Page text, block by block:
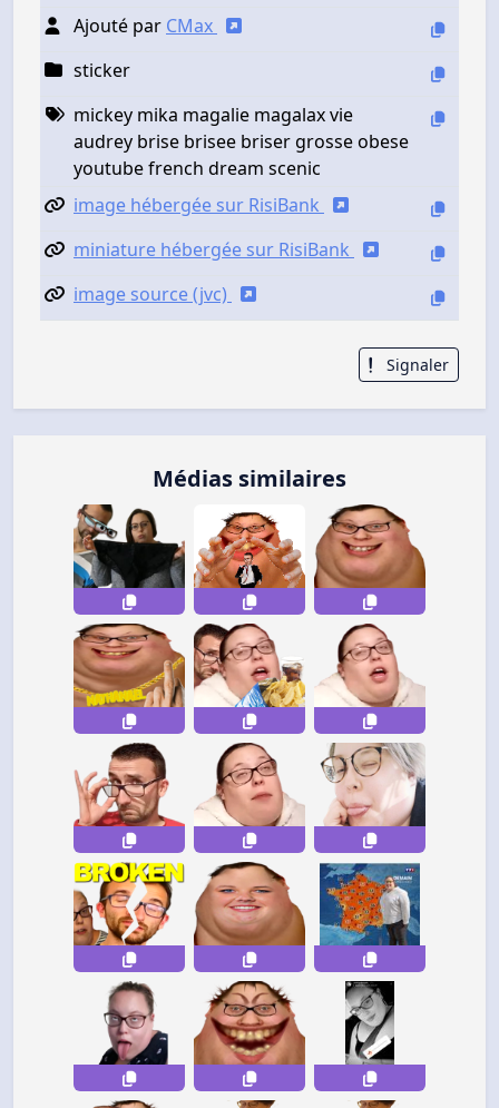
Ajouté par CMax
sticker
mickey mika magalie magalax vie
audrey brise brisee briser grosse obese
youtube french dream scenic
image hébergée sur RisiBank
miniature hébergée sur RisiBank
image source (jvc)
Signaler
Médias similaires